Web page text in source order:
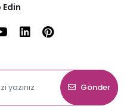
Gönder